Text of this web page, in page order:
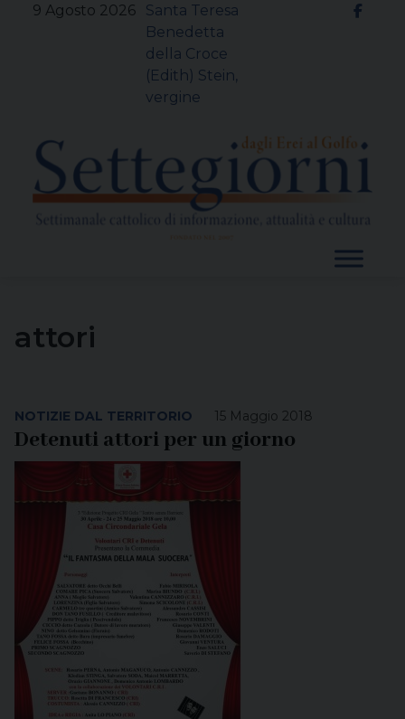
9 Agosto 2026
Santa Teresa
Benedetta
della Croce
(Edith) Stein,
vergine
attori
15 Maggio 2018
NOTIZIE DAL TERRITORIO
Detenuti attori per un giorno